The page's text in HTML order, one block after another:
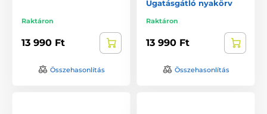
Raktáron
13 990 Ft
Összehasonlítás
Ugatásgátló nyakörv
Raktáron
13 990 Ft
Összehasonlítás